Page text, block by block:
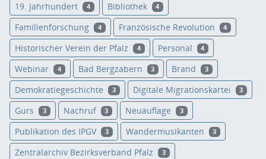
19. Jahrhundert 4 Bibliothek 4
Familienforschung 4 Französische Revolution 4
Historischer Verein der Pfalz 4 Personal 4
Webinar 4 Bad Bergzabern 3 Brand 3
Demokratiegeschichte 3 Digitale Migrationskartei 3
Gurs 3 Nachruf 3 Neuauflage 3
Publikation des IPGV 3 Wandermusikanten 3
Zentralarchiv Bezirksverband Pfalz 3